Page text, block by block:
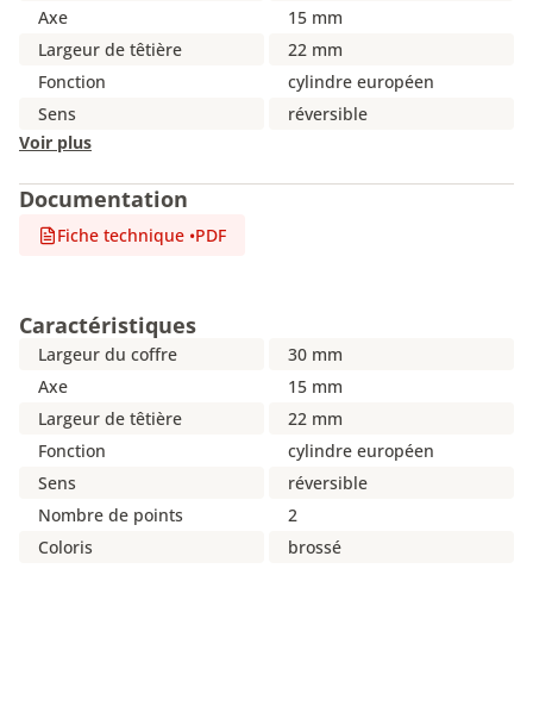
Axe
15 mm
Largeur de têtière
22 mm
Fonction
cylindre européen
Sens
réversible
Voir plus
Documentation
Fiche technique •PDF
Caractéristiques
Largeur du coffre
30 mm
Axe
15 mm
Largeur de têtière
22 mm
Fonction
cylindre européen
Sens
réversible
Nombre de points
2
Coloris
brossé